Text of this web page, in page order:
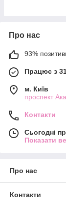
Про нас
93%
Працює з
м. Київ
проспект
Контакти
Сьогодні
Показати
Про нас
Контакти